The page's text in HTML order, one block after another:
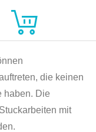
die keinen
haben. Die
mit